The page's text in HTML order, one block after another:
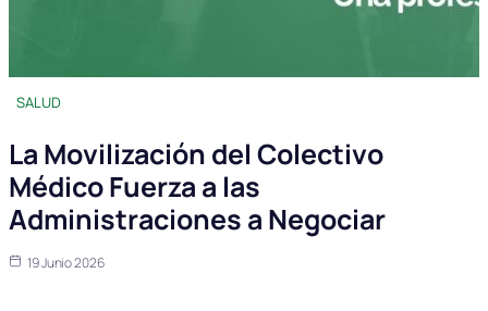
SALUD
La Movilización del Colectivo
Médico Fuerza a las
Administraciones a Negociar
19 Junio 2026